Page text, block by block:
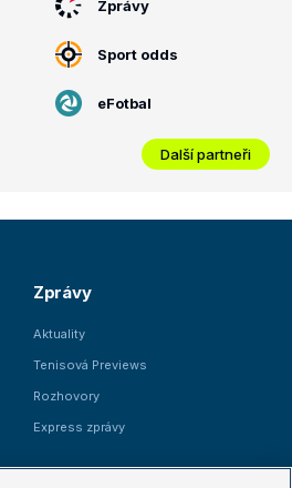
Zprávy
Sport odds
eFotbal
Další partneři
Zprávy
Aktuality
Tenisová Previews
Rozhovory
Express zprávy